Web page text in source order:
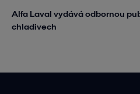
Alfa Laval vydává odbornou
chladivech